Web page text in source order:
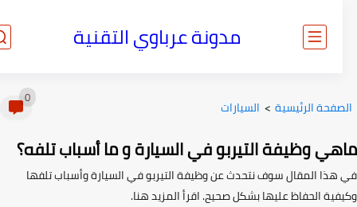
مدونة عرباوي التقنية
الرئيسية> السيارات
وظيفة التيربو في السيارة و ما أسباب تلفه؟
المقال سوف نتحدث عن وظيفة التيربو في السيارة وأسباب تلفها
الحفاظ عليها بشكل صحيح. اقرأ المزيد هنا.